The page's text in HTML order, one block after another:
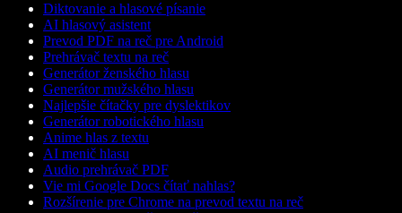
Diktovanie a hlasové písanie
AI hlasový asistent
Prevod PDF na reč pre Android
Prehrávač textu na reč
Generátor ženského hlasu
Generátor mužského hlasu
Najlepšie čítačky pre dyslektikov
Generátor robotického hlasu
Anime hlas z textu
AI menič hlasu
Audio prehrávač PDF
Vie mi Google Docs čítať nahlas?
Rozšírenie pre Chrome na prevod textu na reč